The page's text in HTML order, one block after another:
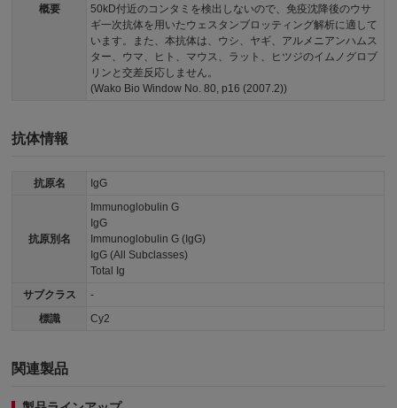
概要
50kD付近のコンタミを検出しないので、免疫沈降後のウサ
ギ一次抗体を用いたウェスタンブロッティング解析に適して
います。また、本抗体は、ウシ、ヤギ、アルメニアンハムス
ター、ウマ、ヒト、マウス、ラット、ヒツジのイムノグロブ
リンと交差反応しません。
(Wako Bio Window No. 80, p16 (2007.2))
抗体情報
抗原名 IgG
抗原別名
Immunoglobulin G
IgG
Immunoglobulin G (IgG)
IgG (All Subclasses)
Total Ig
サブクラス
-
標識
Cy2
関連製品